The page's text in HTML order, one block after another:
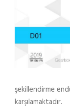
şekillendirme
karşılamaktadır.